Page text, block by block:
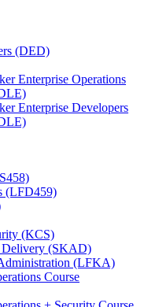
(DED)
Enterprise Operations
Enterprise Developers
(LFD459)
(KCS)
Delivery (SKAD)
(LFKA)
Course